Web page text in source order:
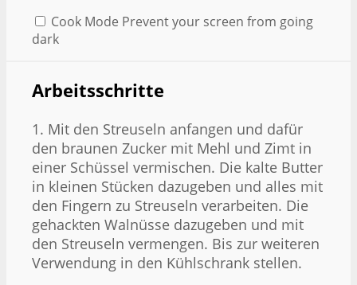
Cook Mode Prevent your screen from going
dark
Arbeitsschritte
1. Mit den Streuseln anfangen und dafür
den braunen Zucker mit Mehl und Zimt in
einer Schüssel vermischen. Die kalte Butter
in kleinen Stücken dazugeben und alles mit
den Fingern zu Streuseln verarbeiten. Die
gehackten Walnüsse dazugeben und mit
den Streuseln vermengen. Bis zur weiteren
Verwendung in den Kühlschrank stellen.